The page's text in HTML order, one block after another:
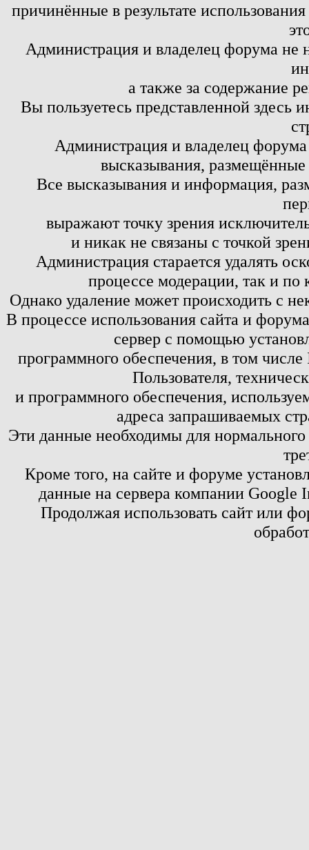
причинённые в результате
Администрация и владелец форума не
а также за содержание
Вы пользуетесь представленной здесь
Администрация и владелец
высказывания,
Все высказывания и информация,
выражают точку зрения
и никак не связаны с точкой
Администрация старается удалять
процессе модерации, так и по
Однако удаление может происходить с
В процессе использования сайта и
сервер с помощью
программного обеспечения, в том
Пользователя,
и программного обеспечения,
адреса запрашиваемых
Эти данные необходимы для
Кроме того, на сайте и форуме
данные на сервера компании
Продолжая использовать сайт или